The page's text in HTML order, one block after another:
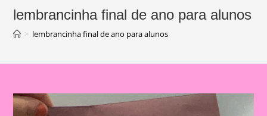
lembrancinha final de ano para alunos
> lembrancinha final de ano para alunos